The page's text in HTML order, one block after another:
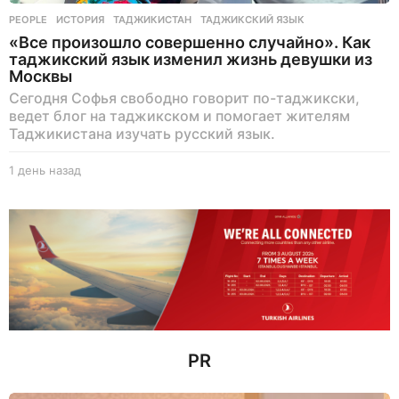
PEOPLE ИСТОРИЯ ,ТАДЖИКИСТАН ,ТАДЖИКСКИЙ ЯЗЫК
«Все произошло совершенно случайно». Как
таджикский язык изменил жизнь девушки из
Москвы
Сегодня Софья свободно говорит по-таджикски,
ведет блог на таджикском и помогает жителям
Таджикистана изучать русский язык.
1 день назад
н
а
з
а
д
PR